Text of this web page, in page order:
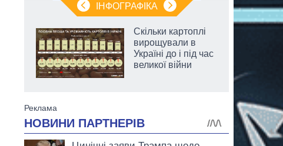
ІНФОГРАФІКА
Скільки картоплі
вирощували в
Україні до і під час
великої війни